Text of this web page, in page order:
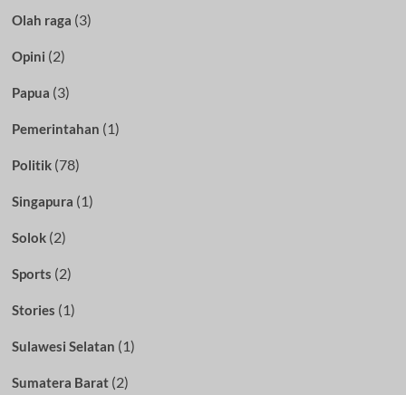
Olah raga (3)
Opini (2)
Papua (3)
Pemerintahan (1)
Politik(78)
Singapura (1)
Solok(2)
Sports (2)
Stories (1)
Sulawesi Selatan (1)
Sumatera Barat(2)